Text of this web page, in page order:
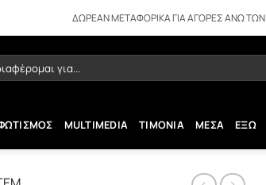
ΔΩΡΕΑΝ ΜΕΤΑΦΟΡΙΚΑ ΓΙΑ ΑΓΟΡΕΣ ΑΝΩ ΤΩΝ
MULTIMEDIA ΤΙΜΟΝΙΑ ΜΕΣΑ ΕΞΩ